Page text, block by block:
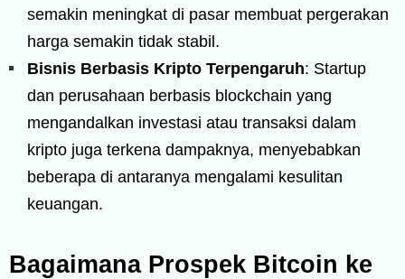
semakin meningkat di pasar membuat pergerakan
harga semakin tidak stabil.
Bisnis Berbasis Kripto Terpengaruh: Startup
dan perusahaan berbasis blockchain yang
mengandalkan investasi atau transaksi dalam
kripto juga terkena dampaknya, menyebabkan
beberapa di antaranya mengalami kesulitan
keuangan.
Bagaimana Prospek Bitcoin ke